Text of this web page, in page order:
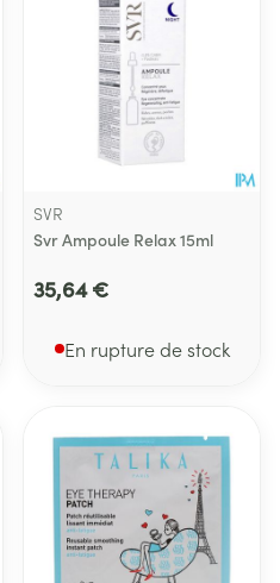
SVR
Svr Ampoule Relax 15ml
35,64 €
En rupture de stock